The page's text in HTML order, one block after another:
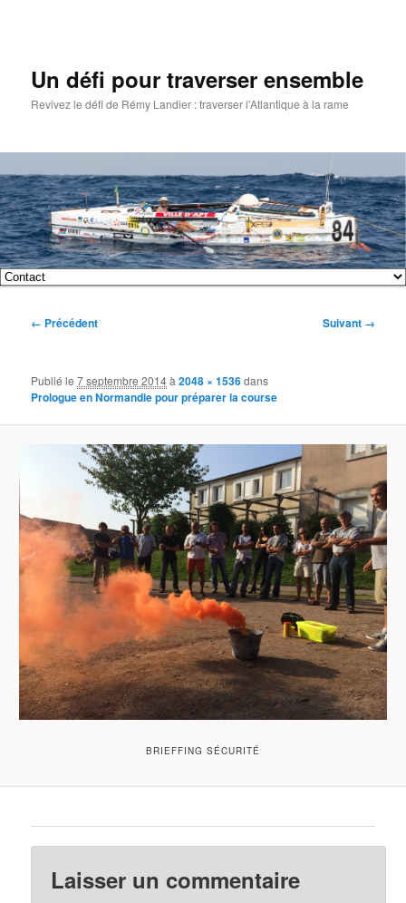
Un défi pour traverser ensemble
Revivez le défi de Rémy Landier : traverser l'Atlantique à la rame
Menu
Aller
au
principal
Aller
au
secondaire
Navigation
← Précédent Suivant →
Publié le7 septembre 2014à2048 × 1536dans
Prologue en Normandie pour préparer la course
BRIEFFING SÉCURITÉ
Laisser un commentaire